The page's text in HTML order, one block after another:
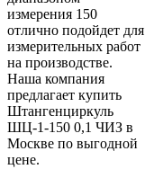
измерения 150
отлично подойдет для
измерительных работ
на производстве.
Наша компания
предлагает купить
Штангенциркуль
ШЦ-1-150 0,1 ЧИЗ в
Москве по выгодной
цене.